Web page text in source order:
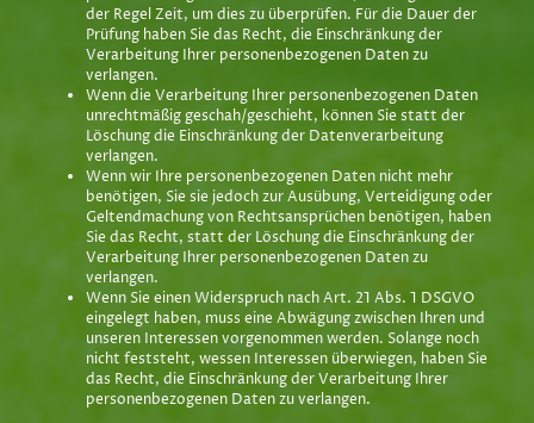
der Regel Zeit, um dies zu überprüfen. Für die Dauer der
Prüfung haben Sie das Recht, die Einschränkung der
Verarbeitung Ihrer personenbezogenen Daten zu
verlangen.
Wenn die Verarbeitung Ihrer personenbezogenen Daten
unrechtmäßig geschah/geschieht, können Sie statt der
Löschung die Einschränkung der Datenverarbeitung
verlangen.
Wenn wir Ihre personenbezogenen Daten nicht mehr
benötigen, Sie sie jedoch zur Ausübung, Verteidigung oder
Geltendmachung von Rechtsansprüchen benötigen, haben
Sie das Recht, statt der Löschung die Einschränkung der
Verarbeitung Ihrer personenbezogenen Daten zu
verlangen.
Wenn Sie einen Widerspruch nach Art. 21 Abs. 1 DSGVO
eingelegt haben, muss eine Abwägung zwischen Ihren und
unseren Interessen vorgenommen werden. Solange noch
nicht feststeht, wessen Interessen überwiegen, haben Sie
das Recht, die Einschränkung der Verarbeitung Ihrer
personenbezogenen Daten zu verlangen.